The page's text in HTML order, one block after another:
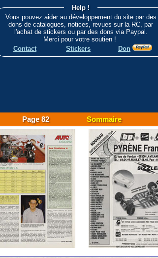
Help !
Vous pouvez aider au développement du site par des
dons de catalogues, notices, revues sur la RC, par
l'achat de stickers ou par des dons via Paypal.
Merci pour votre soutien !
Contact
Stickers Don
82 Sommaire